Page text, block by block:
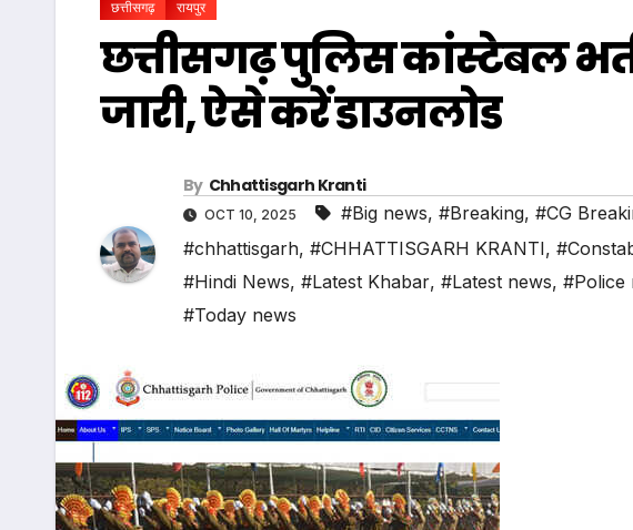
छत्तीसगढ़ रायपुर
छत्तीसगढ़ पुलिस कांस्टेबल
जारी, ऐसे करें डाउनलोड
By Chhattisgarh Kranti
OCT 10, 2025 #Big news, #Breaking, #CG
#chhattisgarh, #CHHATTISGARH KRANTI,
#Hindi News, #Latest Khabar, #Latest news, #Police
#Today news